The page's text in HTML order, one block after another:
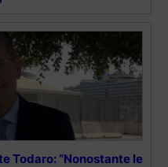
Todaro: “Nonostante le